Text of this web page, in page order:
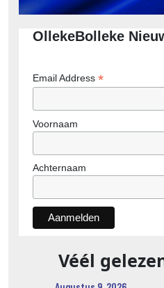
OllekeBolleke
Email Address *
Voornaam
Achternaam
Véél